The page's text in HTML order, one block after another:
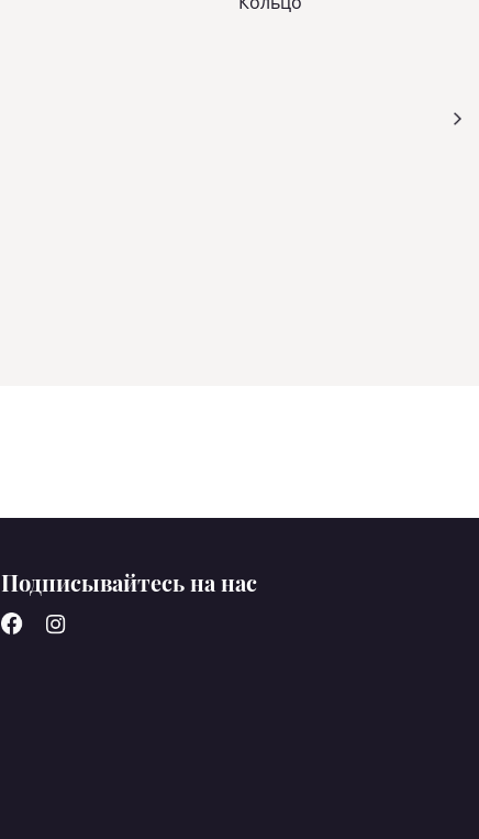
Подписывайтесь на нас